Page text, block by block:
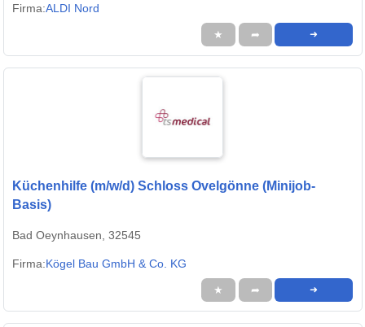
Firma:ALDI Nord
★ ➦ ➜
Küchenhilfe (m/w/d) Schloss Ovelgönne (Minijob-
Basis)
Bad Oeynhausen, 32545
Firma:Kögel Bau GmbH & Co. KG
★ ➦ ➜